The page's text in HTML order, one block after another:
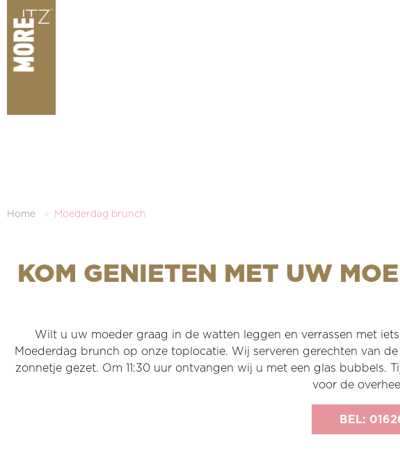
Home Moederdag brunch
KOM GENIETEN MET UW
Wilt u uw moeder graag in de watten leggen en verrassen met
Moederdag brunch op onze toplocatie. Wij serveren gerechten van
zonnetje gezet. Om 11:30 uur ontvangen wij u met een glas
voor de
BEL: